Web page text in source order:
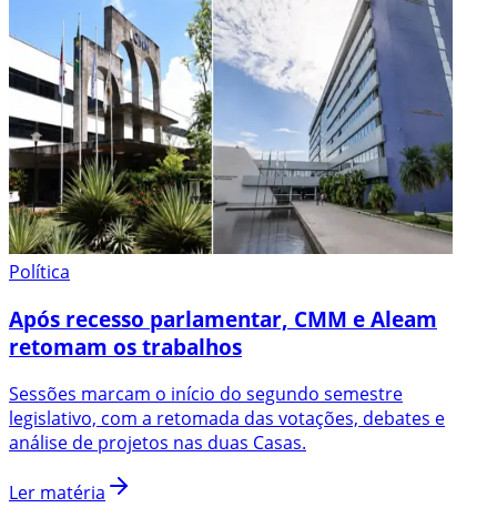
Política
Após recesso parlamentar, CMM e Aleam
retomam os trabalhos
Sessões marcam o início do segundo semestre
legislativo, com a retomada das votações, debates e
análise de projetos nas duas Casas.
Ler matéria